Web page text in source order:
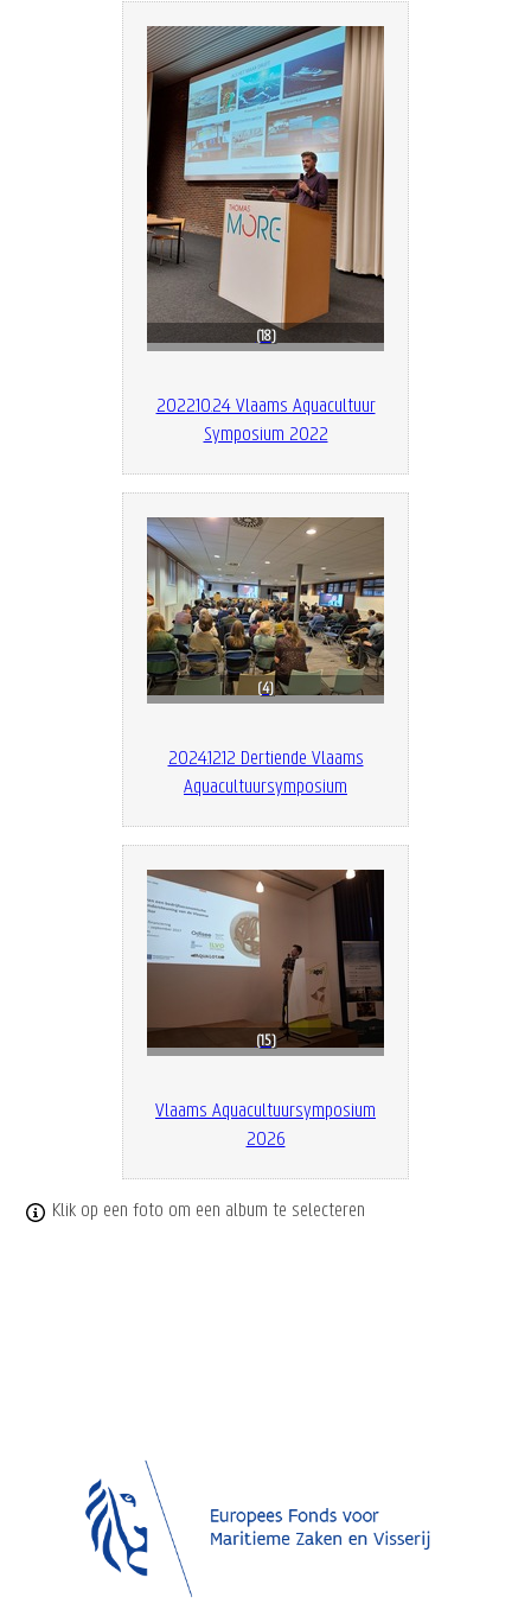
18
2022.10.24 Vlaams Aquacultuur
Symposium 2022
4
2024.12.12 Dertiende Vlaams
Aquacultuursymposium
15
Vlaams Aquacultuursymposium
2026
Klik op een foto om een album te selecteren